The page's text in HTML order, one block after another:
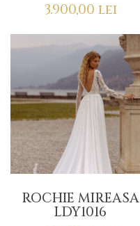
3.900,00 lei
ROCHIE MIREASA
LDY1016